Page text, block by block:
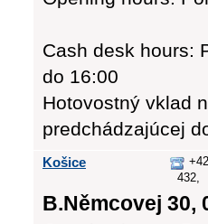
Cash desk hours:
do 16:00
Hotovostný vklad
predchádzajúcej
Košice
432,
B.Němcovej 30,